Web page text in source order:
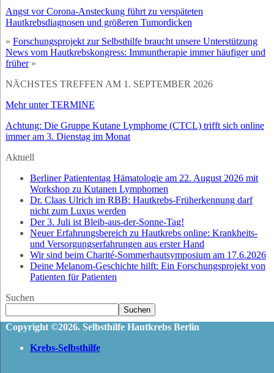
Angst vor Corona-Ansteckung führt zu verspäteten
Hautkrebsdiagnosen und größeren Tumordicken
« Forschungsprojekt zur Selbsthilfe braucht unsere Unterstützung
News vom Hautkrebskongress: Immuntherapie immer häufiger und
früher»
NÄCHSTES TREFFEN AM 1. SEPTEMBER 2026
Mehr unter TERMINE
Achtung: Die Gruppe Kutane Lymphome (CTCL) trifft sich online
immer am 3. Dienstag im Monat
Aktuell
Berliner Patiententag Hämatologie am 22. August 2026 mit
Workshop zu Kutanen Lymphomen
Dr. Claas Ulrich im RBB: Hautkrebs-Früherkennung darf
nicht zum Luxus werden
Der 3. Juli ist Bleib-aus-der-Sonne-Tag!
Neuer Erfahrungsbereich zu Hautkrebs online: Krankheits-
und Versorgungserfahrungen aus erster Hand
Wir sind beim Charité-Sommerhautsymposium am 17.6.2026
Deine Melanom-Geschichte hilft: Ein Forschungsprojekt von
Patienten für Patienten
Suchen
Suchen
Copyright ©2026. Selbsthilfe Hautkrebs Berlin
Krebs-Selbsthilfe